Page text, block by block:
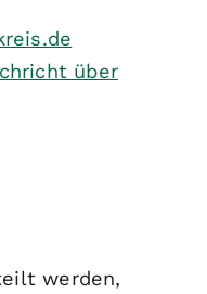
über
werden,